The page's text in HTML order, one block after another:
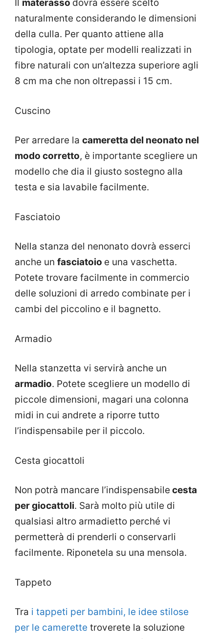
materasso dovrà essere scelto
naturalmente considerando le dimensioni
della culla. Per quanto attiene alla
tipologia, optate per modelli realizzati in
fibre naturali con un’altezza superiore agli
8 cm ma che non oltrepassi i 15 cm.
Cuscino
Per arredare la cameretta del neonato nel
modo corretto, è importante scegliere un
modello che dia il giusto sostegno alla
testa e sia lavabile facilmente.
Fasciatoio
Nella stanza del nenonato dovrà esserci
anche un fasciatoio e una vaschetta.
Potete trovare facilmente in commercio
delle soluzioni di arredo combinate per i
cambi del piccolino e il bagnetto.
Armadio
Nella stanzetta vi servirà anche un
armadio. Potete scegliere un modello di
piccole dimensioni, magari una colonna
midi in cui andrete a riporre tutto
l’indispensabile per il piccolo.
Cesta giocattoli
Non potrà mancare l’indispensabile cesta
per giocattoli. Sarà molto più utile di
qualsiasi altro armadietto perché vi
permetterà di prenderli o conservarli
facilmente. Riponetela su una mensola.
Tappeto
Tra i tappeti per bambini, le idee stilose
per le camerette troverete la soluzione